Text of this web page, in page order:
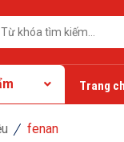
Trang
fenan